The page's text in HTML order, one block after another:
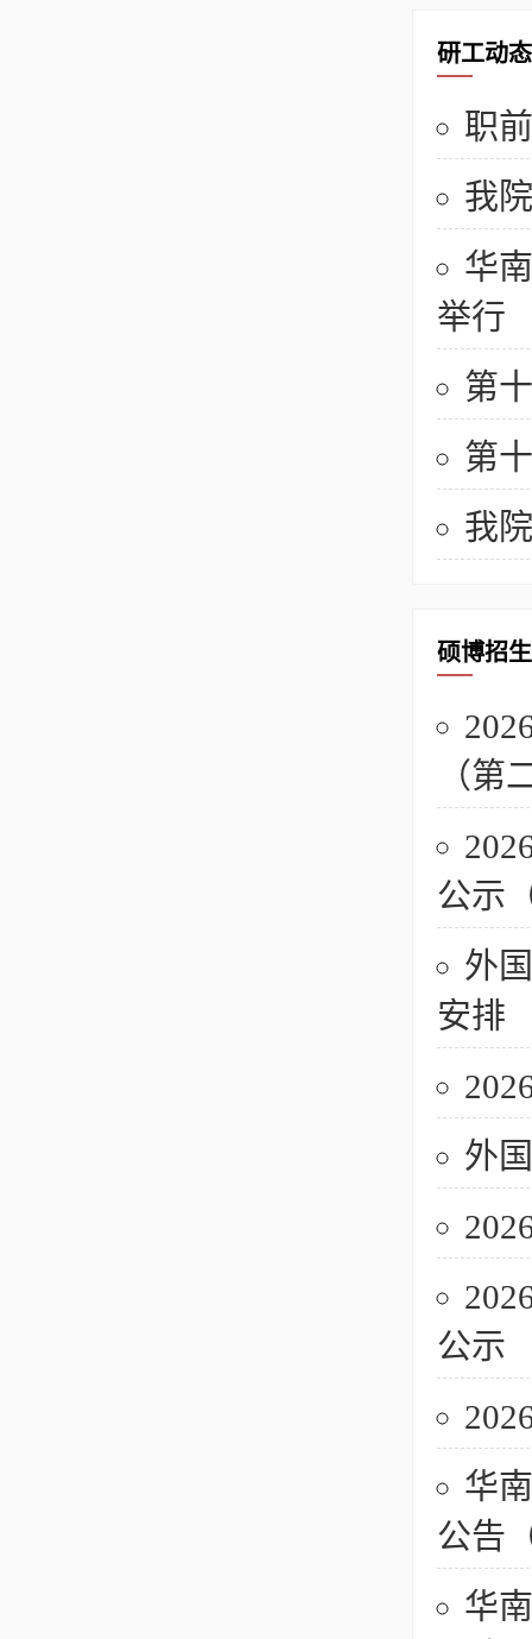
研工动态
职
我
华
举行
第
第
我
硕博招生
（第
公示
外
安排
外
公示
华
公告
华